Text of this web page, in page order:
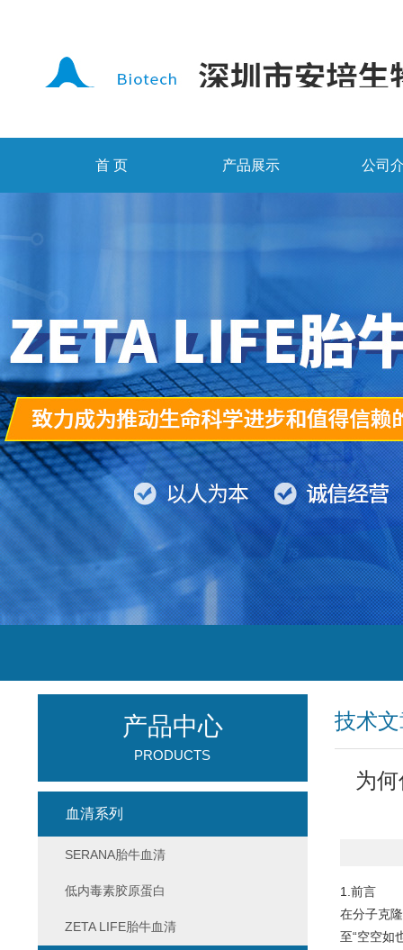
首 页 产品展示 公司
技术
为
1.前言
在分子克
至“空空如
产品中心
PRODUCTS
血清系列
SERANA胎牛血清
低内毒素胶原蛋白
ZETA LIFE胎牛血清